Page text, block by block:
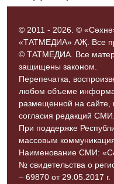
© 2011 - 2026. ©
«ТАТМЕДИА» АҖ. Все
© ТАТМЕДИА. Все
защищены законом.
Перепечатка,
любом объеме
размещенной на сайте,
согласия редакций СМИ.
При поддержке
массовым
Наименование СМИ:
№ свидетельства о
– 69870 от 29.05.2017 г.